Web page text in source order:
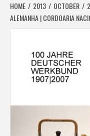
HOME 2013 OCTOBER
ALEMANHA | CORDOARIA